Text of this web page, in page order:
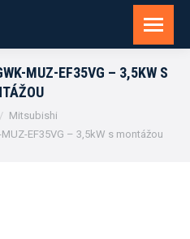
MUZ-EF35VG – 3,5KW S
Mitsubishi
EF35VG – 3,5kW s montážou